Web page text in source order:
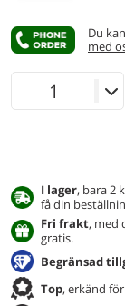
Du
med
I lager, bara 2
få din
Fri frakt, med
gratis.
Begränsad
Top, erkänd